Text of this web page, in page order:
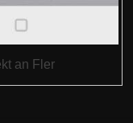
an Fler